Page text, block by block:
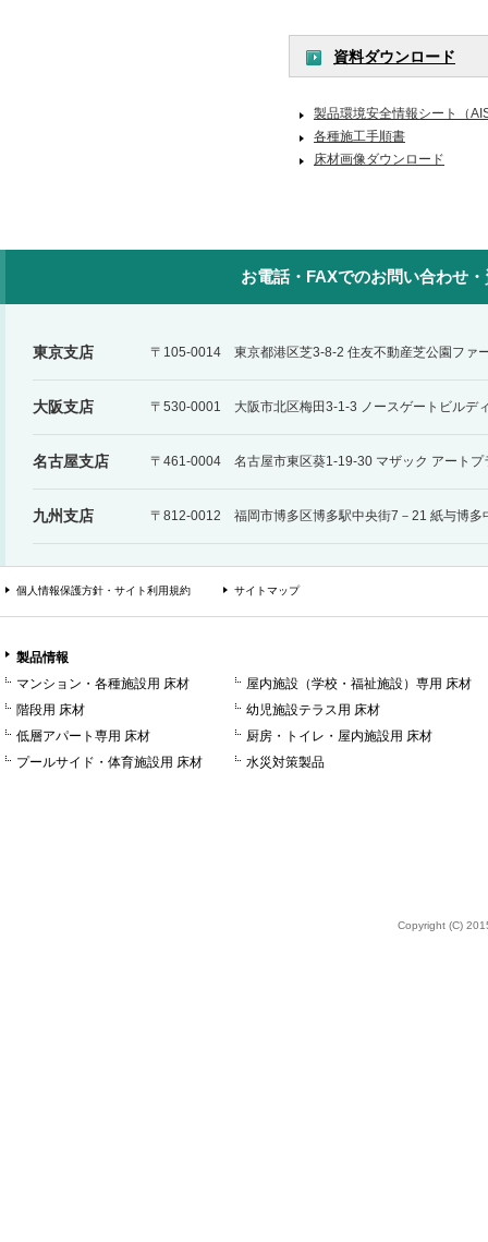
資料ダウンロード
製品環境安全情報シート（
各種施工手順書
床材画像ダウンロード
お電話・FAXでのお問い合わせ
東京支店 〒105-0014 東京都港区芝3-8-2 住友不動産芝公園ファ
大阪支店 〒530-0001 大阪市北区梅田3-1-3 ノースゲートビルデ
名古屋支店 〒461-0004 名古屋市東区葵1-19-30 マザック アートプ
九州支店 〒812-0012 福岡市博多区博多駅中央街7－21 紙与博多
個人情報保護方針・サイト利用規約 サイトマップ
製品情報
マンション・各種施設用 床材
階段用 床材
低層アパート専用 床材
プールサイド・体育施設用 床材
屋内施設（学校・福祉施設）専用 床材
幼児施設テラス用 床材
厨房・トイレ・屋内施設用 床材
水災対策製品
Copyright (C)